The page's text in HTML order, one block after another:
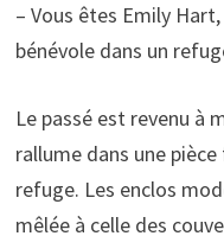
– Vous êtes Emily
bénévole dans un
Le passé est revenu à
rallume dans une
refuge. Les enclos
mêlée à celle des